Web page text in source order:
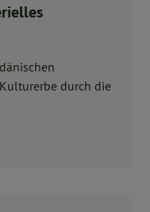
durch die